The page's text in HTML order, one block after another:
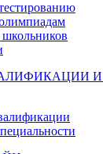
школьников
И